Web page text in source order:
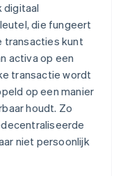
digitaal
die fungeert
transacties kunt
activa op een
transactie wordt
op een manier
houdt. Zo
niet persoonlijk